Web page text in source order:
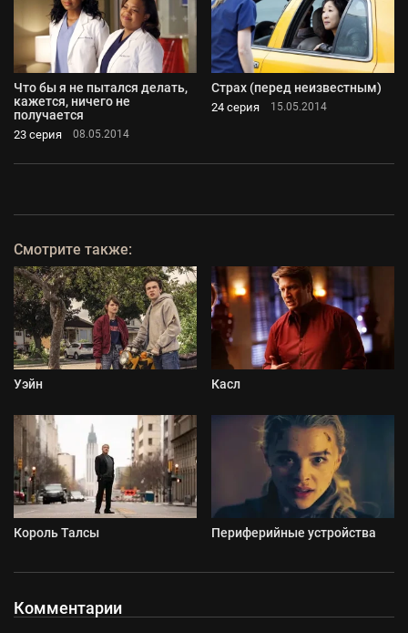
Что бы я не пытался делать,
кажется, ничего не
получается
23 серия 08.05.2014
Страх (перед неизвестным)
24 серия 15.05.2014
Смотрите также:
Уэйн Касл
Король Талсы Периферийные устройства
Комментарии